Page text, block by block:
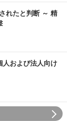
れたと判断 ～ 精
人および法人向け